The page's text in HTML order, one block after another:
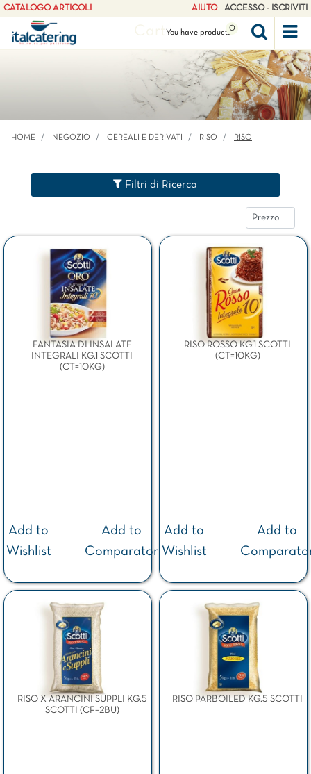
CATALOGO ARTICOLI AIUTO ACCESSO - ISCRIVITI
You have
0
products
HOME NEGOZIO CEREALI E DERIVATI RISO RISO
Filtri di Ricerca
FANTASIA DI INSALATE
INTEGRALI KG.1 SCOTTI
(CT=10KG)
Add to
Wishlist
Add to
Comparator
RISO ROSSO KG.1 SCOTTI
(CT=10KG)
Add to
Wishlist
Add to
RISO X ARANCINI SUPPLI KG.5
SCOTTI (CF=2BU)
RISO PARBOILED KG.5 SCOTTI